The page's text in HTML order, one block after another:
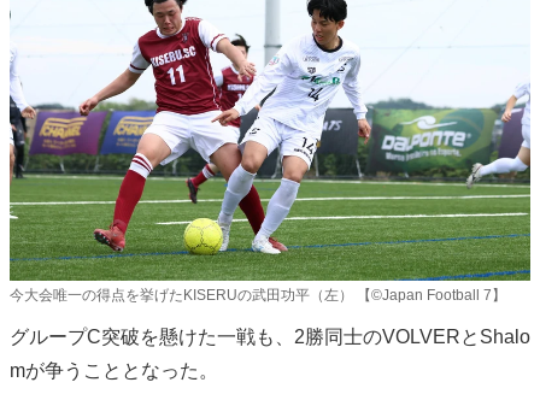
今大会唯一の得点を挙げたKISERUの武田功平（左） 【©️Japan Football 7】
グループC突破を懸けた一戦も、2勝同士のVOLVERとShalo
mが争うこととなった。